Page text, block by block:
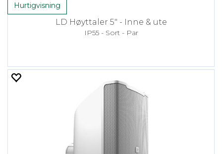
Hurtigvisning
LD Høyttaler 5" - Inne & ute
IP55 - Sort - Par